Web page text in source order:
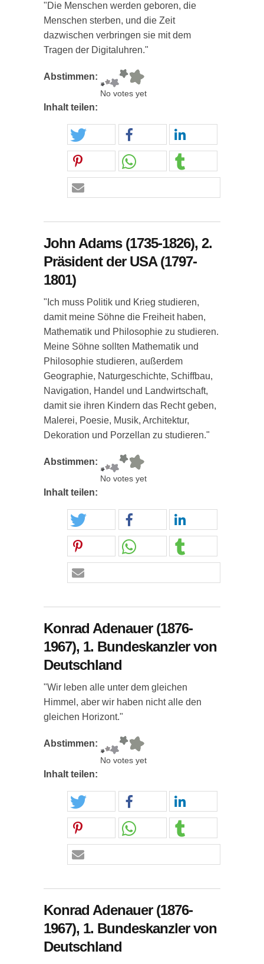
"Die Menschen werden geboren, die
Menschen sterben, und die Zeit
dazwischen verbringen sie mit dem
Tragen der Digitaluhren."
Abstimmen:
No votes yet
Inhalt teilen:
John Adams (1735-1826), 2.
Präsident der USA (1797-
1801)
"Ich muss Politik und Krieg studieren,
damit meine Söhne die Freiheit haben,
Mathematik und Philosophie zu studieren.
Meine Söhne sollten Mathematik und
Philosophie studieren, außerdem
Geographie, Naturgeschichte, Schiffbau,
Navigation, Handel und Landwirtschaft,
damit sie ihren Kindern das Recht geben,
Malerei, Poesie, Musik, Architektur,
Dekoration und Porzellan zu studieren."
Abstimmen:
No votes yet
Inhalt teilen:
Konrad Adenauer (1876-
1967), 1. Bundeskanzler von
Deutschland
"Wir leben alle unter dem gleichen
Himmel, aber wir haben nicht alle den
gleichen Horizont."
Abstimmen:
No votes yet
Inhalt teilen:
Konrad Adenauer (1876-
1967), 1. Bundeskanzler von
Deutschland